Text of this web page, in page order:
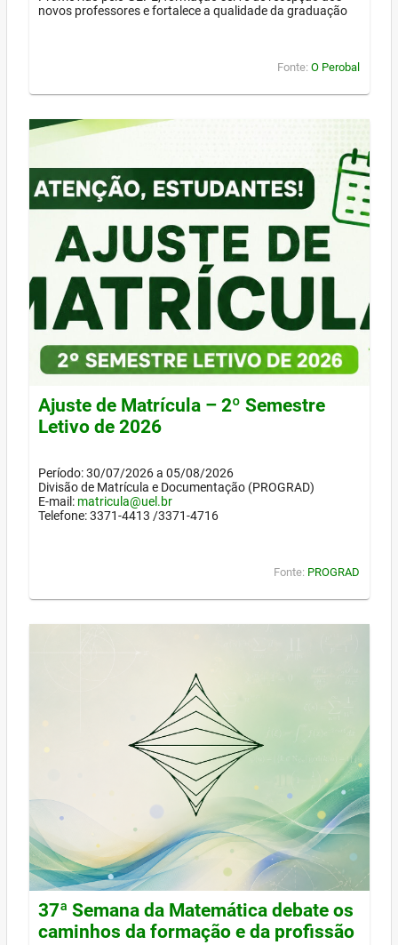
novos professores e fortalece a qualidade da graduação
Fonte: O Perobal
Ajuste de Matrícula – 2º Semestre
Letivo de 2026
Período: 30/07/2026 a 05/08/2026
Divisão de Matrícula e Documentação (PROGRAD)
E-mail: matricula@uel.br
Telefone: 3371-4413 /3371-4716
Fonte: PROGRAD
37ª Semana da Matemática debate os
caminhos da formação e da profissão